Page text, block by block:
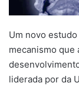
Um novo
mecanismo que
liderada por da